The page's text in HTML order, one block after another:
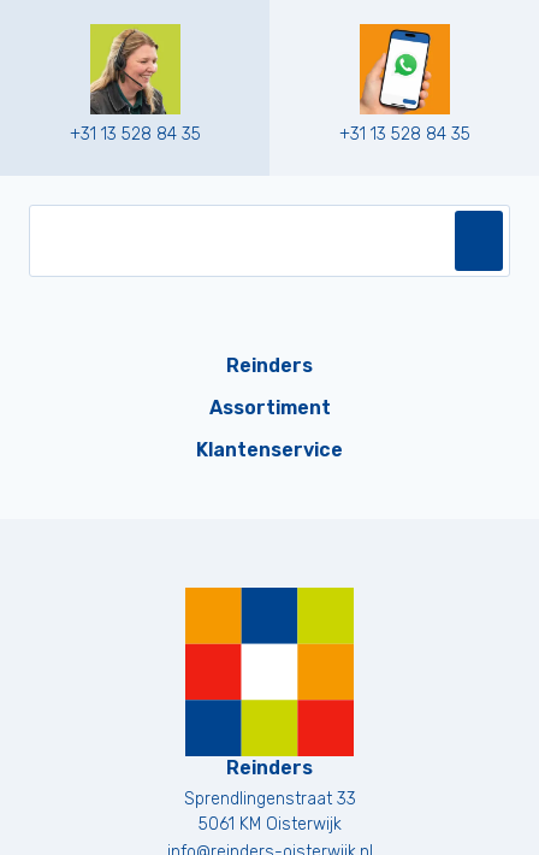
+31 13 528 84 35 +31 13 528 84 35
Reinders
Assortiment
Klantenservice
Reinders
Sprendlingenstraat 33
5061 KM Oisterwijk